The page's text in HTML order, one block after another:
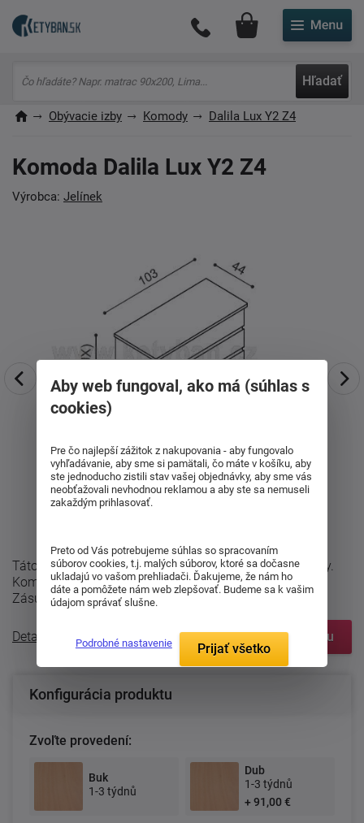
Hľadať
Môj účet
Obývacie izby Komody Dalila Lux Y2 Z4
Komoda Dalila Lux Y2 Z4
Výrobca: Jelínek
Táto komoda z radu DALILA LUX má štyri veľké zásuvky.
Komoda je vyrábaná v rozmeroch 44 x 103 x 90 cm.
Zásuvky u komôd sú vybavené ...
Detailný popis Zobraziť prvky systému
Konfigurácia produktu
Zvoľte provedení:
Buk
1-3 týdnů
Dub
1-3 týdnů
+ 91,00 €
Aby web fungoval, ako má (súhlas s
cookies)
Pre čo najlepší zážitok z nakupovania - aby fungovalo
vyhľadávanie, aby sme si pamätali, čo máte v košíku, aby
ste jednoducho zistili stav vašej objednávky, aby sme vás
neobťažovali nevhodnou reklamou a aby ste sa nemuseli
zakaždým prihlasovať.
Preto od Vás potrebujeme súhlas so spracovaním
súborov cookies, t.j. malých súborov, ktoré sa dočasne
ukladajú vo vašom prehliadači. Ďakujeme, že nám ho
dáte a pomôžete nám web zlepšovať. Budeme sa k vašim
údajom správať slušne.
Podrobné nastavenie Prijať všetko